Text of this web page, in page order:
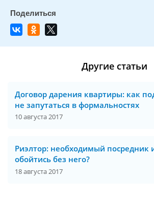
Другие статьи
Договор дарения квартиры: как
не запутаться в формальностях
10 августа 2017
Риэлтор: необходимый посредник
обойтись без него?
18 августа 2017